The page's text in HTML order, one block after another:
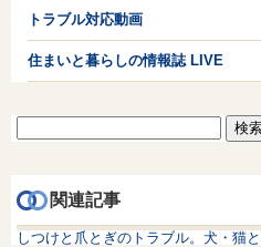
トラブル対応動画
住まいと暮らしの情報誌 LIVE
関連記事
しつけと爪とぎのトラブル。犬・猫